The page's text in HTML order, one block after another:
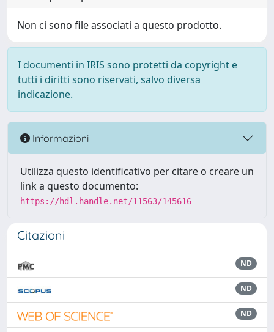
Non ci sono file associati a questo prodotto.
I documenti in IRIS sono protetti da copyright e
tutti i diritti sono riservati, salvo diversa
indicazione.
Informazioni
Utilizza questo identificativo per citare o creare un
link a questo documento:
https://hdl.handle.net/11563/145616
Citazioni
ND
ND
ND